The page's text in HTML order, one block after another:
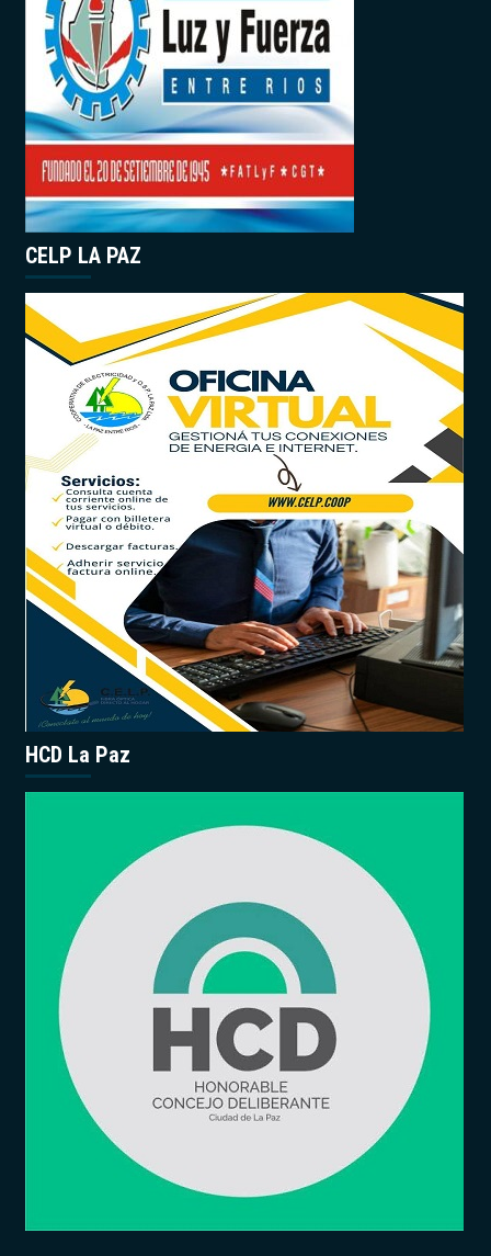
CELP LA PAZ
HCD La Paz